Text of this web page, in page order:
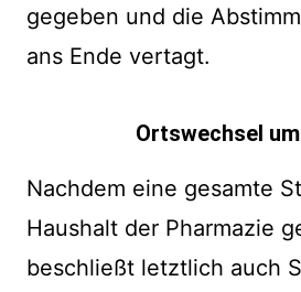
gegeben und die
ans Ende vertagt.
Ortswechsel
Nachdem eine gesamte
Haushalt der Pharmazie
beschließt letztlich auch